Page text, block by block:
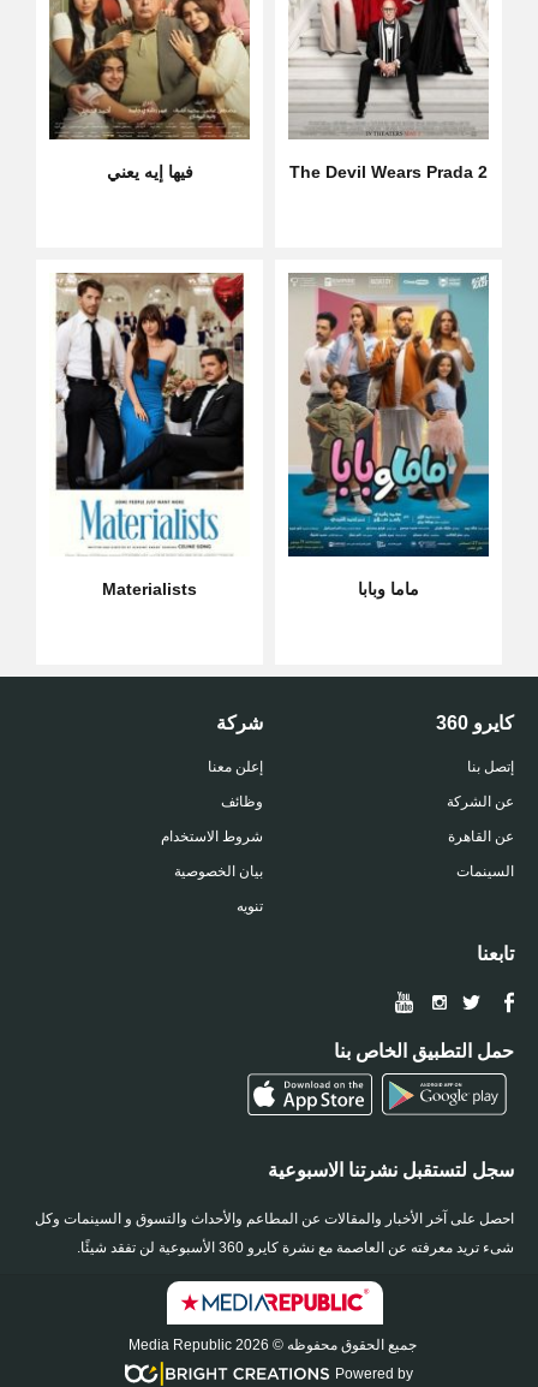
The Devil Wears Prada 2 فيها إيه يعني
ماما وبابا Materialists
كايرو 360
إتصل بنا
عن الشركة
عن القاهرة
السينمات
شركة
إعلن معنا
وظائف
شروط الاستخدام
بيان الخصوصية
تنويه
تابعنا
حمل التطبيق الخاص بنا
سجل لتستقبل نشرتنا الاسبوعية
احصل على آخر الأخبار والمقالات عن المطاعم والأحداث والتسوق و السينمات وكل
شىء تريد معرفته عن العاصمة مع نشرة كايرو 360 الأسبوعية لن تفقد شيئًا.
جميع الحقوق محفوظه © 2026 Media Republic
Powered by